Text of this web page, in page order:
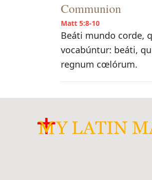
Communion
Matt 5:8-10
Beáti mundo corde,
vocabúntur: beáti,
regnum cœlórum.